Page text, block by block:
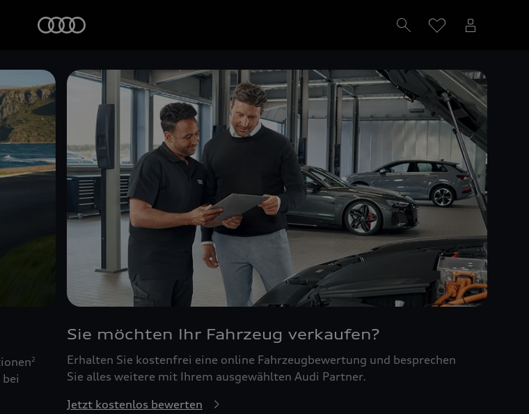
2
Sie möchten Ihr Fahrzeug verkaufen?
Erhalten Sie kostenfrei eine online Fahrzeugbewertung und besprechen
Sie alles weitere mit Ihrem ausgewählten Audi Partner.
Jetzt kostenlos bewerten